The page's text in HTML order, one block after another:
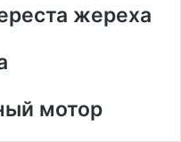
жереха
мотор